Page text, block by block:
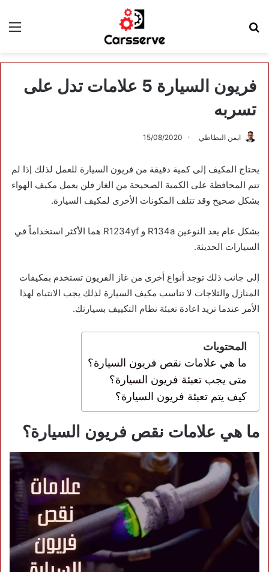
فريون السيارة 5 علامات تدل على
تسربه
ايمن البطاطي 15/08/2020
يحتاج المكيف إلى كمية دقيقة من فريون السيارة للعمل لذلك إذا لم
تتم المحافظة على الكمية الصحيحة من الغاز فلن يعمل مكيف الهواء
بشكل صحيح وقد تتلف المكونات الأخرى لمكيف السيارة.
بشكل عام يعد النوعين R134a و R1234yf هما الأكثر استخداماً في
السيارات الحديثة.
إلى جانب ذلك توجد أنواع أخرى من غاز الفريون تستخدم بمكيفات
المنازل والثلاجات لا تناسب مكيف السيارة لذلك يجب الانتباه لهذا
الأمر عندما تريد اعادة تعبئة نظام التكييف بسيارتك.
المحتويات
ما هي علامات نقص فريون السيارة؟
متى يجب تعبئة فريون السيارة؟
كيف يتم تعبئة فريون السيارة؟
ما هي علامات نقص فريون السيارة؟